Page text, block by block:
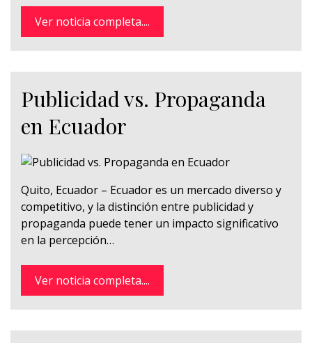
Ver noticia completa....
Publicidad vs. Propaganda
en Ecuador
Quito, Ecuador – Ecuador es un mercado diverso y
competitivo, y la distinción entre publicidad y
propaganda puede tener un impacto significativo
en la percepción…
Ver noticia completa....